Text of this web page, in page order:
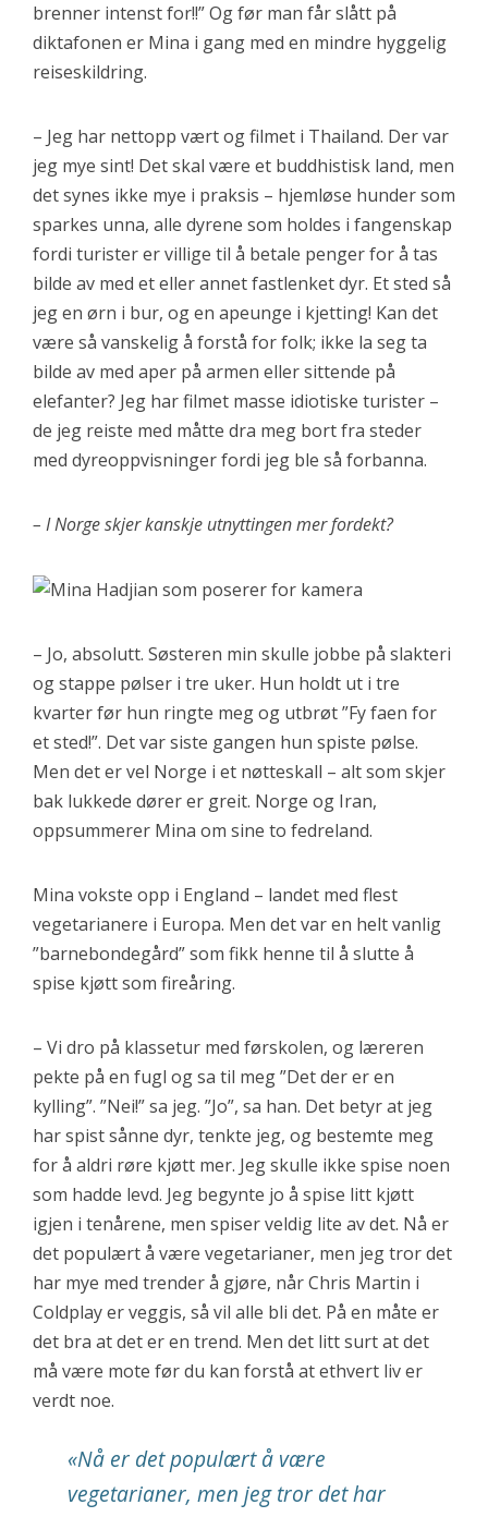
brenner intenst for!!” Og før man får slått på
diktafonen er Mina i gang med en mindre hyggelig
reiseskildring.
– Jeg har nettopp vært og filmet i Thailand. Der var
jeg mye sint! Det skal være et buddhistisk land, men
det synes ikke mye i praksis – hjemløse hunder som
sparkes unna, alle dyrene som holdes i fangenskap
fordi turister er villige til å betale penger for å tas
bilde av med et eller annet fastlenket dyr. Et sted så
jeg en ørn i bur, og en apeunge i kjetting! Kan det
være så vanskelig å forstå for folk; ikke la seg ta
bilde av med aper på armen eller sittende på
elefanter? Jeg har filmet masse idiotiske turister –
de jeg reiste med måtte dra meg bort fra steder
med dyreoppvisninger fordi jeg ble så forbanna.
– I Norge skjer kanskje utnyttingen mer fordekt?
– Jo, absolutt. Søsteren min skulle jobbe på slakteri
og stappe pølser i tre uker. Hun holdt ut i tre
kvarter før hun ringte meg og utbrøt ”Fy faen for
et sted!”. Det var siste gangen hun spiste pølse.
Men det er vel Norge i et nøtteskall – alt som skjer
bak lukkede dører er greit. Norge og Iran,
oppsummerer Mina om sine to fedreland.
Mina vokste opp i England – landet med flest
vegetarianere i Europa. Men det var en helt vanlig
”barnebondegård” som fikk henne til å slutte å
spise kjøtt som fireåring.
– Vi dro på klassetur med førskolen, og læreren
pekte på en fugl og sa til meg ”Det der er en
kylling”. ”Nei!” sa jeg. ”Jo”, sa han. Det betyr at jeg
har spist sånne dyr, tenkte jeg, og bestemte meg
for å aldri røre kjøtt mer. Jeg skulle ikke spise noen
som hadde levd. Jeg begynte jo å spise litt kjøtt
igjen i tenårene, men spiser veldig lite av det. Nå er
det populært å være vegetarianer, men jeg tror det
har mye med trender å gjøre, når Chris Martin i
Coldplay er veggis, så vil alle bli det. På en måte er
det bra at det er en trend. Men det litt surt at det
må være mote før du kan forstå at ethvert liv er
verdt noe.
«Nå er det populært å være
vegetarianer, men jeg tror det har